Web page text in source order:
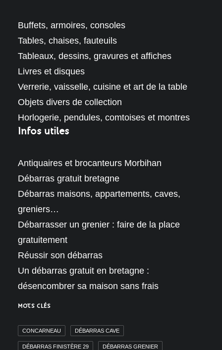
Buffets, armoires, consoles
Tables, chaises, fauteuils
Tableaux, dessins, gravures et affiches
Livres et disques
Verrerie, vaisselle, cuisine et art de la table
Objets divers de collection
Horlogerie, pendules, comtoises et montres
Infos utiles
Antiquaires et brocanteurs Morbihan
Débarras gratuit bretagne
Débarras maisons, appartements, caves,
greniers…
Débarrasser un grenier : faire de la place
gratuitement
Réussir son débarras
Un débarras gratuit en bretagne :
désencombrer sa maison sans frais
MOTS CLÉS
CONCARNEAU DÉBARRAS CAVE
DÉBARRAS FINISTÈRE 29 DÉBARRAS GRENIER